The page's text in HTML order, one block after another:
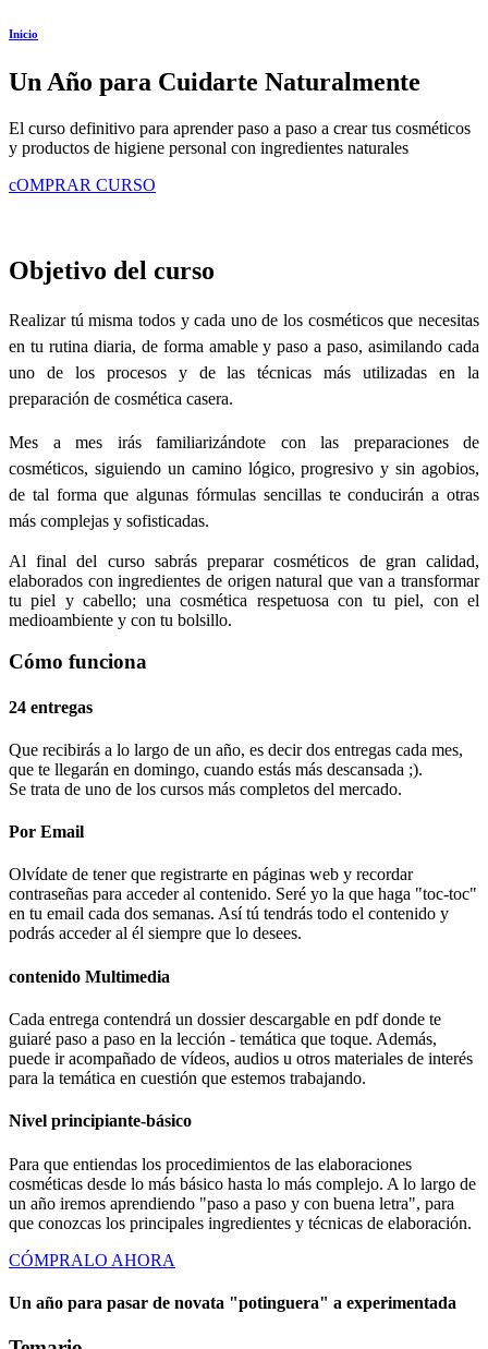
Inicio
Un Año para Cuidarte Naturalmente
El curso definitivo para aprender paso a paso a crear tus cosméticos
y productos de higiene personal con ingredientes naturales
cOMPRAR CURSO
Objetivo del curso
Realizar tú misma todos y cada uno de los cosméticos que necesitas
en tu rutina diaria, de forma amable y paso a paso, asimilando cada
uno de los procesos y de las técnicas más utilizadas en la
preparación de cosmética casera.
Mes a mes irás familiarizándote con las preparaciones de
cosméticos, siguiendo un camino lógico, progresivo y sin agobios,
de tal forma que algunas fórmulas sencillas te conducirán a otras
más complejas y sofisticadas.
Al final del curso sabrás preparar cosméticos de gran calidad,
elaborados con ingredientes de origen natural que van a transformar
tu piel y cabello; una cosmética respetuosa con tu piel, con el
medioambiente y con tu bolsillo.
Cómo funciona
24 entregas
Que recibirás a lo largo de un año, es decir dos entregas cada mes,
que te llegarán en domingo, cuando estás más descansada ;).
Se trata de uno de los cursos más completos del mercado.
Por Email
Olvídate de tener que registrarte en páginas web y recordar
contraseñas para acceder al contenido. Seré yo la que haga "toc-toc"
en tu email cada dos semanas. Así tú tendrás todo el contenido y
podrás acceder al él siempre que lo desees.
contenido Multimedia
Cada entrega contendrá un dossier descargable en pdf donde te
guiaré paso a paso en la lección - temática que toque. Además,
puede ir acompañado de vídeos, audios u otros materiales de interés
para la temática en cuestión que estemos trabajando.
Nivel principiante-básico
Para que entiendas los procedimientos de las elaboraciones
cosméticas desde lo más básico hasta lo más complejo. A lo largo de
un año iremos aprendiendo "paso a paso y con buena letra", para
que conozcas los principales ingredientes y técnicas de elaboración.
CÓMPRALO AHORA
Un año para pasar de novata "potinguera" a experimentada